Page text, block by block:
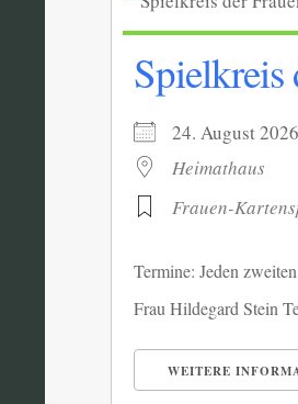
Spielkreis
24. August
Heimathaus
Frauen-
Termine: Jeden
Frau Hildegard Stein
WEITERE